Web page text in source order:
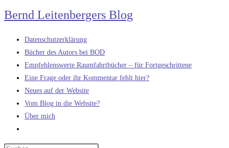
Zum
Inhalt
springen
Bernd Leitenbergers Blog
Datenschutzerklärung
Bücher des Autors bei BOD
Empfehlenswerte Raumfahrtbücher – für Fortgeschrittene
Eine Frage oder ihr Kommentar fehlt hier?
Neues auf der Website
Vom Blog in die Website?
Über mich